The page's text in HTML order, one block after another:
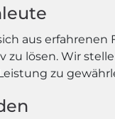
aus
zu lösen. Wir
zu